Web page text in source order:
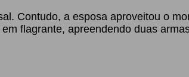
Contudo, a esposa aproveitou o
flagrante, apreendendo duas